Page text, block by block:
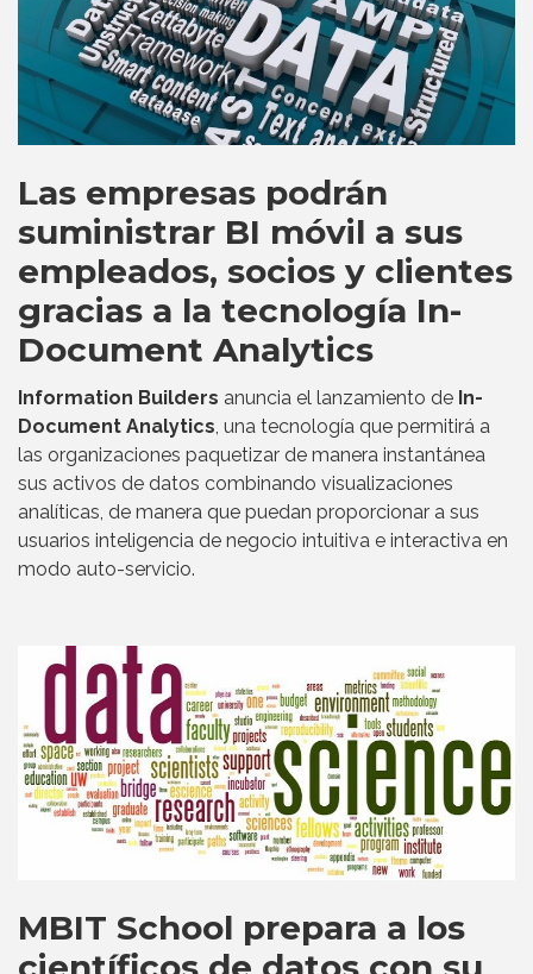
Las empresas podrán
suministrar BI móvil a sus
empleados, socios y clientes
gracias a la tecnología In-
Document Analytics
Information Builders anuncia el lanzamiento de In-
Document Analytics, una tecnología que permitirá a
las organizaciones paquetizar de manera instantánea
sus activos de datos combinando visualizaciones
analíticas, de manera que puedan proporcionar a sus
usuarios inteligencia de negocio intuitiva e interactiva en
modo auto-servicio.
MBIT School prepara a los